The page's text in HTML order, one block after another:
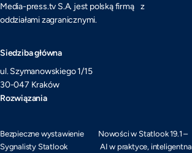
Media-press.tv S.A. jest polską firmą z
oddziałami zagranicznymi.
Siedziba główna
ul. Szymanowskiego 1/15
30-047 Kraków
Rozwiązania
Bezpieczne wystawienie
Sygnalisty Statlook
Nowości w Statlook 19.1 –
AI w praktyce, inteligentna